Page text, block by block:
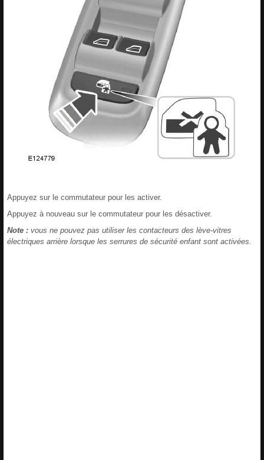
Appuyez sur le commutateur pour les activer.
Appuyez à nouveau sur le commutateur pour les désactiver.
Note : vous ne pouvez pas utiliser les contacteurs des lève-vitres
électriques arrière lorsque les serrures de sécurité enfant sont activées.